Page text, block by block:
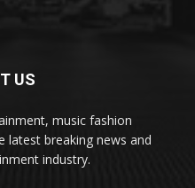
US
music fashion
latest breaking news and
industry.